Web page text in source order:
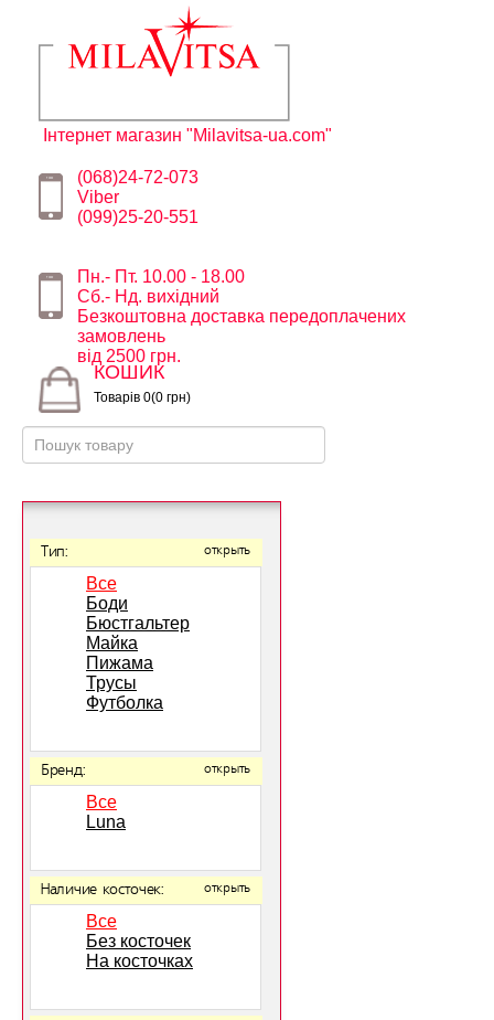
Інтернет магазин "Milavitsa-ua.com"
(068)24-72-073
Viber
(099)25-20-551
Пн.- Пт. 10.00 - 18.00
Сб.- Нд. вихідний
Безкоштовна доставка передоплачених
замовлень
від 2500 грн.
КОШИК
Товарів 0(0 грн)
Тип: открыть
Все
Боди
Бюстгальтер
Майка
Пижама
Трусы
Футболка
Бренд: открыть
Все
Luna
Наличие косточек: открыть
Все
Без косточек
На косточках